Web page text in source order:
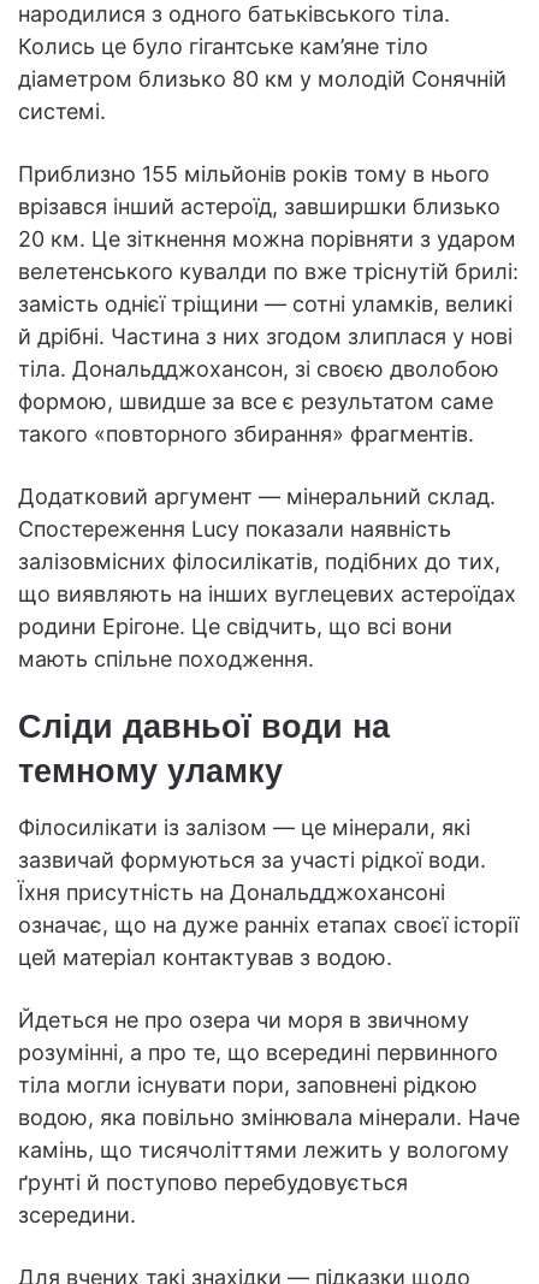
народилися з одного батьківського тіла.
Колись це було гігантське кам’яне тіло
діаметром близько 80 км у молодій Сонячній
системі.
Приблизно 155 мільйонів років тому в нього
врізався інший астероїд, завширшки близько
20 км. Це зіткнення можна порівняти з ударом
велетенського кувалди по вже тріснутій брилі:
замість однієї тріщини — сотні уламків, великі
й дрібні. Частина з них згодом злиплася у нові
тіла. Дональдджохансон, зі своєю дволобою
формою, швидше за все є результатом саме
такого «повторного збирання» фрагментів.
Додатковий аргумент — мінеральний склад.
Спостереження Lucy показали наявність
залізовмісних філосилікатів, подібних до тих,
що виявляють на інших вуглецевих астероїдах
родини Ерігоне. Це свідчить, що всі вони
мають спільне походження.
Сліди давньої води на
темному уламку
Філосилікати із залізом — це мінерали, які
зазвичай формуються за участі рідкої води.
Їхня присутність на Дональдджохансоні
означає, що на дуже ранніх етапах своєї історії
цей матеріал контактував з водою.
Йдеться не про озера чи моря в звичному
розумінні, а про те, що всередині первинного
тіла могли існувати пори, заповнені рідкою
водою, яка повільно змінювала мінерали. Наче
камінь, що тисячоліттями лежить у вологому
ґрунті й поступово перебудовується
зсередини.
Для вчених такі знахідки — підказки щодо